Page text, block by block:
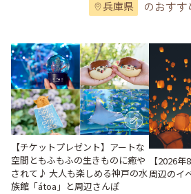
兵庫県 のおす
【チケットプレゼント】アートな
空間ともふもふの生きものに癒や
されて♪ 大人も楽しめる神戸の水
族館「átoa」と周辺さんぽ
【2026
周辺のイ